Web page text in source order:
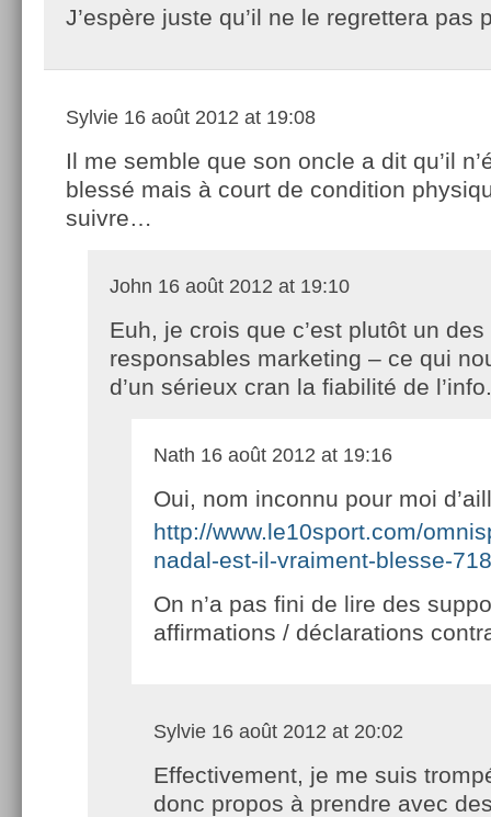
J’espère juste qu’il ne le regrettera pas
Sylvie 16 août 2012 at 19:08
Il me semble que son oncle a dit qu’il
blessé mais à court de condition
suivre…
John 16 août 2012 at 19:10
Euh, je crois que c’est plutôt un des
responsables marketing – ce qui
d’un sérieux cran la fiabilité de l’info.
Nath 16 août 2012 at 19:16
Oui, nom inconnu pour moi
http://www.le10sport.com/
nadal-est-il-vraiment-blesse-
On n’a pas fini de lire des
affirmations / déclarations
Sylvie 16 août 2012 at 20:02
Effectivement, je me suis
donc propos à prendre avec